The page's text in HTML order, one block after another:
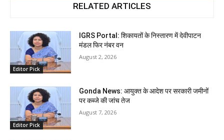
RELATED ARTICLES
Editor Pick
IGRS Portal: शिकायतों के निस्तारण में देवीपाटन
मंडल फिर नंबर वन
August 2, 2026
Editor Pick
Gonda News: आयुक्त के आदेश पर सरकारी जमीनों
पर कब्जे की जांच तेज
August 7, 2026